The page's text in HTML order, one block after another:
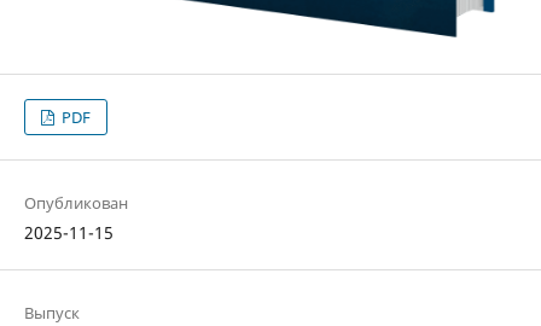
PDF
Опубликован
2025-11-15
Выпуск